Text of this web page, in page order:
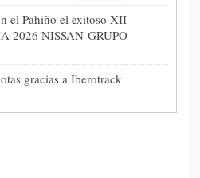
el Pahiño el exitoso XII
2026 NISSAN-GRUPO
gracias a Iberotrack